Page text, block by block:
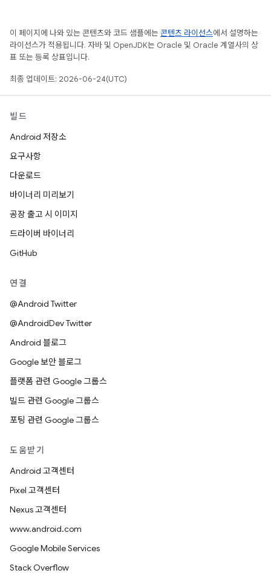
이 페이지에 나와 있는 콘텐츠와 코드 샘플에는 콘텐츠 라이선스에서 설명하는
라이선스가 적용됩니다. 자바 및 OpenJDK는 Oracle 및 Oracle 계열사의 상
표 또는 등록 상표입니다.
최종 업데이트: 2026-06-24(UTC)
빌드
Android 저장소
요구사항
다운로드
바이너리 미리보기
공장 출고 시 이미지
드라이버 바이너리
GitHub
연결
@Android Twitter
@AndroidDev Twitter
Android 블로그
Google 보안 블로그
플랫폼 관련 Google 그룹스
빌드 관련 Google 그룹스
포팅 관련 Google 그룹스
도움받기
Android 고객센터
Pixel 고객센터
Nexus 고객센터
www.android.com
Google Mobile Services
Stack Overflow